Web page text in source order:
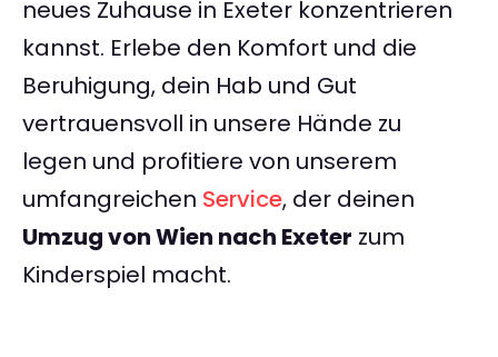
neues Zuhause in Exeter konzentrieren
kannst. Erlebe den Komfort und die
Beruhigung, dein Hab und Gut
vertrauensvoll in unsere Hände zu
legen und profitiere von unserem
umfangreichen Service, der deinen
Umzug von Wien nach Exeter zum
Kinderspiel macht.